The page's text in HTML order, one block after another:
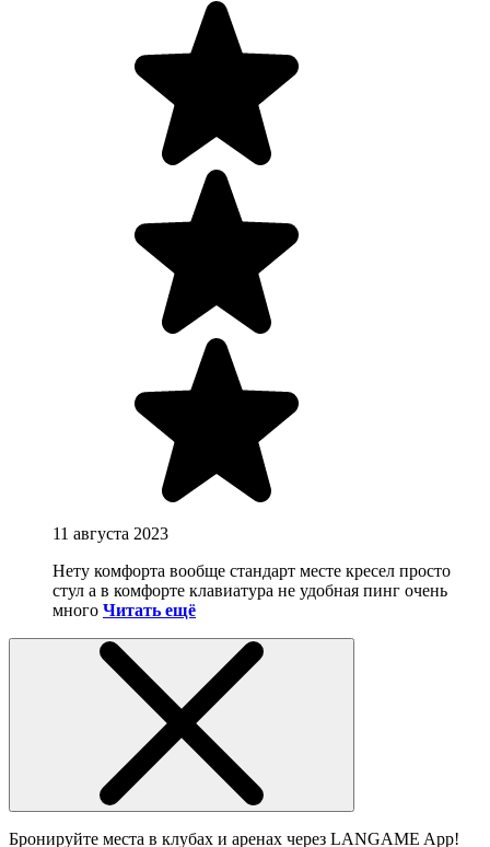
11 августа 2023
Нету комфорта вообще стандарт месте кресел просто
стул а в комфорте клавиатура не удобная пинг очень
много Читать ещё
Бронируйте места в клубах и аренах через LANGAME App!